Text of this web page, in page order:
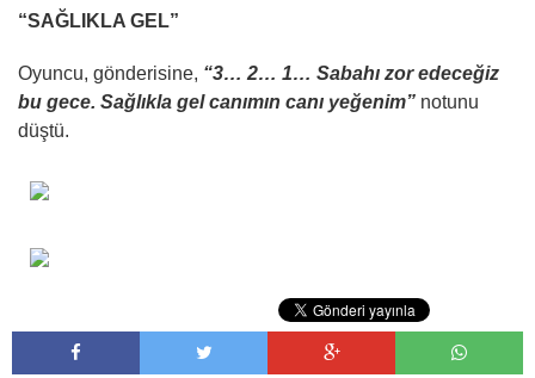
“SAĞLIKLA GEL”
Oyuncu, gönderisine, “3… 2… 1… Sabahı zor edeceğiz
bu gece. Sağlıkla gel canımın canı yeğenim” notunu
düştü.